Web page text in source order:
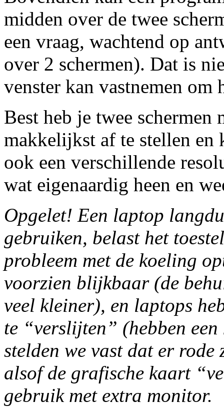
midden over de twee
een vraag, wachtend op
over 2 schermen). Dat is
venster kan vastnemen om
Best heb je twee schermen
makkelijkst af te stellen
ook een verschillende
wat eigenaardig heen en
Opgelet! Een laptop
gebruiken, belast het
probleem met de koeling
voorzien blijkbaar (de
veel kleiner), en laptops
te “verslijten” (hebben
stelden we vast dat er rode
alsof de grafische kaart
gebruik met extra monitor.